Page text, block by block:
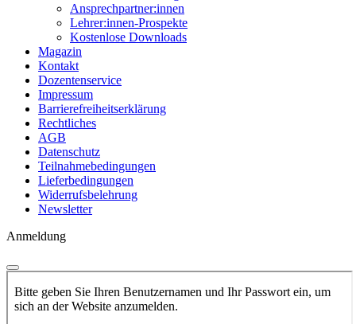
Ansprechpartner:innen
Lehrer:innen-Prospekte
Kostenlose Downloads
Magazin
Kontakt
Dozentenservice
Impressum
Barrierefreiheitserklärung
Rechtliches
AGB
Datenschutz
Teilnahmebedingungen
Lieferbedingungen
Widerrufsbelehrung
Newsletter
Anmeldung